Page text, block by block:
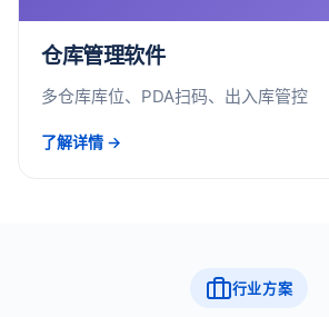
仓库管理软件
多仓库库位、PDA扫码、出入库管控
了解详情 →
行业方案